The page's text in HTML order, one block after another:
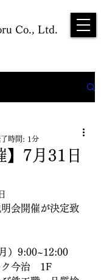
Co., Ltd.
】7月31日
時間: 1分
会開催が決定致
）9:00~12:00
今治　1F